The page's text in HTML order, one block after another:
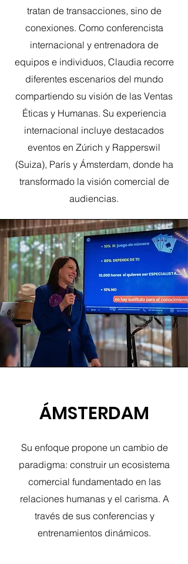
tratan de transacciones, sino de
conexiones. Como conferencista
internacional y entrenadora de
equipos e individuos, Claudia recorre
diferentes escenarios del mundo
compartiendo su visión de las Ventas
Éticas y Humanas. Su experiencia
internacional incluye destacados
eventos en Zúrich y Rapperswil
(Suiza), París y Ámsterdam, donde ha
transformado la visión comercial de
audiencias.
ÁMSTERDAM
Su enfoque propone un cambio de
paradigma: construir un ecosistema
comercial fundamentado en las
relaciones humanas y el carisma. A
través de sus conferencias y
entrenamientos dinámicos.